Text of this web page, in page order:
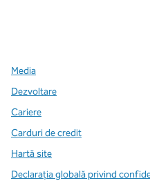
Media
Dezvoltare
Cariere
Carduri de credit
Hartă site
Declarația globală privind